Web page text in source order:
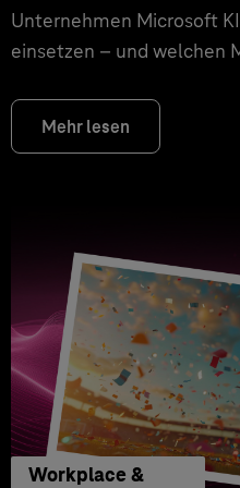
Unternehmen Microsoft
einsetzen – und welchen
Mehr lesen
Workplace &